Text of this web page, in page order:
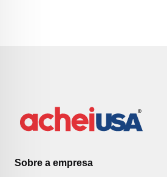
Sobre a empresa